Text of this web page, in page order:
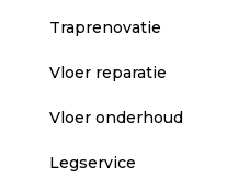
Traprenovatie
Vloer reparatie
Vloer onderhoud
Legservice